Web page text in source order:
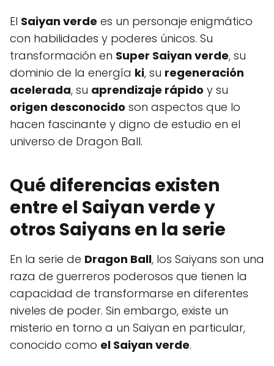
El Saiyan verde es un personaje enigmático
con habilidades y poderes únicos. Su
transformación en Super Saiyan verde, su
dominio de la energía ki, su regeneración
acelerada, su aprendizaje rápido y su
origen desconocido son aspectos que lo
hacen fascinante y digno de estudio en el
universo de Dragon Ball.
Qué diferencias existen
entre el Saiyan verde y
otros Saiyans en la serie
En la serie de Dragon Ball, los Saiyans son una
raza de guerreros poderosos que tienen la
capacidad de transformarse en diferentes
niveles de poder. Sin embargo, existe un
misterio en torno a un Saiyan en particular,
conocido como el Saiyan verde.